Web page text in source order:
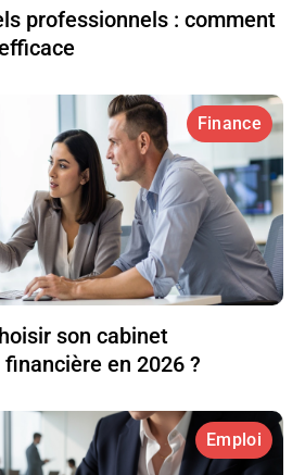
professionnels : comment
Finance
son cabinet
en 2026 ?
Emploi